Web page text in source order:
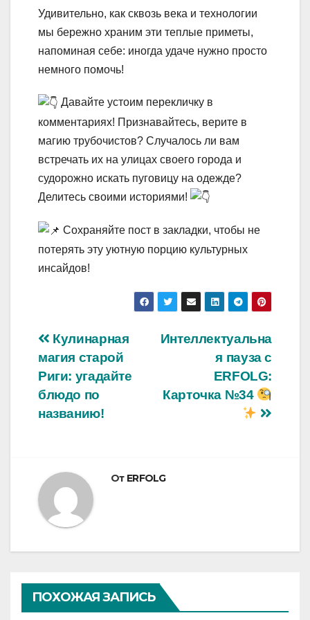
Удивительно, как сквозь века и технологии
мы бережно храним эти теплые приметы,
напоминая себе: иногда удаче нужно просто
немного помочь!
Давайте устоим перекличку в
комментариях! Признавайтесь, верите в
магию трубочистов? Случалось ли вам
встречать их на улицах своего города и
судорожно искать пуговицу на одежде?
Делитесь своими историями!
Сохраняйте пост в закладки, чтобы не
потерять эту уютную порцию культурных
инсайдов!
Навигация
по
записям
Интеллектуальна
я пауза с
ERFOLG:
Карточка №34
Кулинарная
магия старой
Риги: угадайте
блюдо по
названию!
От ERFOLG
ПОХОЖАЯ ЗАПИСЬ